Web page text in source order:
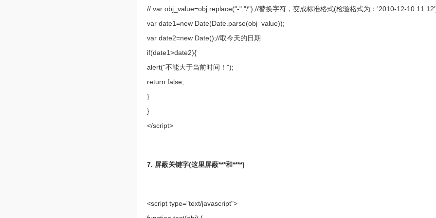
// var obj_value=obj.replace("-","/");//替换字符，变成标准格式(检验格式为：'2010-12-10
var date1=new Date(Date.parse(obj_value));
var date2=new Date();//取今天的日期
if(date1>date2){
alert("不能大于当前时间！");
return false;
}
}
</script>
7. 屏蔽关键字(这里屏蔽***和****)
<script type="text/javascript">